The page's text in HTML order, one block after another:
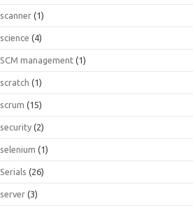
scanner (1)
science (4)
SCM management (1)
scratch (1)
scrum (15)
security (2)
selenium (1)
Serials (26)
server (3)